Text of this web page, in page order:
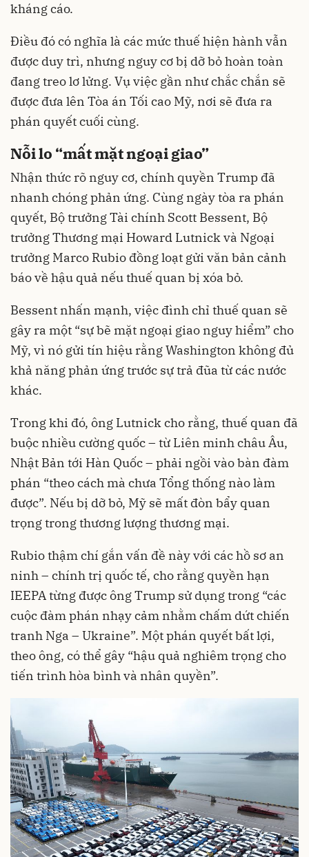
kháng cáo.
Điều đó có nghĩa là các mức thuế hiện hành vẫn
được duy trì, nhưng nguy cơ bị dỡ bỏ hoàn toàn
đang treo lơ lửng. Vụ việc gần như chắc chắn sẽ
được đưa lên Tòa án Tối cao Mỹ, nơi sẽ đưa ra
phán quyết cuối cùng.
Nỗi lo “mất mặt ngoại giao”
Nhận thức rõ nguy cơ, chính quyền Trump đã
nhanh chóng phản ứng. Cùng ngày tòa ra phán
quyết, Bộ trưởng Tài chính Scott Bessent, Bộ
trưởng Thương mại Howard Lutnick và Ngoại
trưởng Marco Rubio đồng loạt gửi văn bản cảnh
báo về hậu quả nếu thuế quan bị xóa bỏ.
Bessent nhấn mạnh, việc đình chỉ thuế quan sẽ
gây ra một “sự bẽ mặt ngoại giao nguy hiểm” cho
Mỹ, vì nó gửi tín hiệu rằng Washington không đủ
khả năng phản ứng trước sự trả đũa từ các nước
khác.
Trong khi đó, ông Lutnick cho rằng, thuế quan đã
buộc nhiều cường quốc – từ Liên minh châu Âu,
Nhật Bản tới Hàn Quốc – phải ngồi vào bàn đàm
phán “theo cách mà chưa Tổng thống nào làm
được”. Nếu bị dỡ bỏ, Mỹ sẽ mất đòn bẩy quan
trọng trong thương lượng thương mại.
Rubio thậm chí gắn vấn đề này với các hồ sơ an
ninh – chính trị quốc tế, cho rằng quyền hạn
IEEPA từng được ông Trump sử dụng trong “các
cuộc đàm phán nhạy cảm nhằm chấm dứt chiến
tranh Nga – Ukraine”. Một phán quyết bất lợi,
theo ông, có thể gây “hậu quả nghiêm trọng cho
tiến trình hòa bình và nhân quyền”.